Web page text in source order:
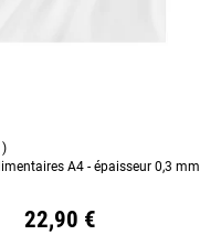
A4 - épaisseur 0,3 mm
22,90 €